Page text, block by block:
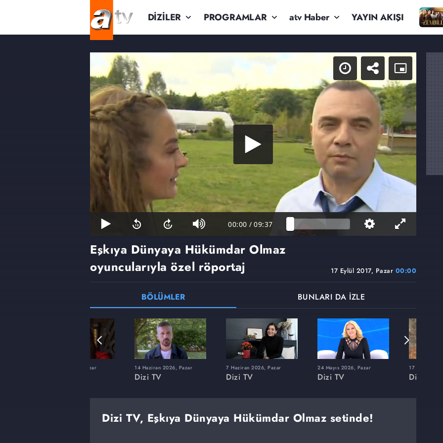
DİZİLER PROGRAMLAR atv Haber YAYIN AKIŞI
00:00 / 09:37
17 Eylül 2017, Pazar 00:00
Eşkıya Dünyaya Hükümdar Olmaz
oyuncularıyla özel röportaj
BÖLÜMLER BUNLARI DA İZLE
22 Şubat 2026, Pazar 14 Haziran 2026, Pazar
Dizi TV
7 Haziran 2026, Pazar
Dizi TV
24 Mayıs 2026, Pazar
Dizi TV
17 Mayıs
Dizi TV
Dizi TV, Eşkıya Dünyaya Hükümdar Olmaz setinde!